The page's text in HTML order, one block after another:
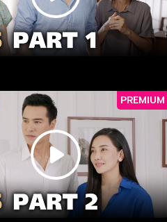
PREMIUM